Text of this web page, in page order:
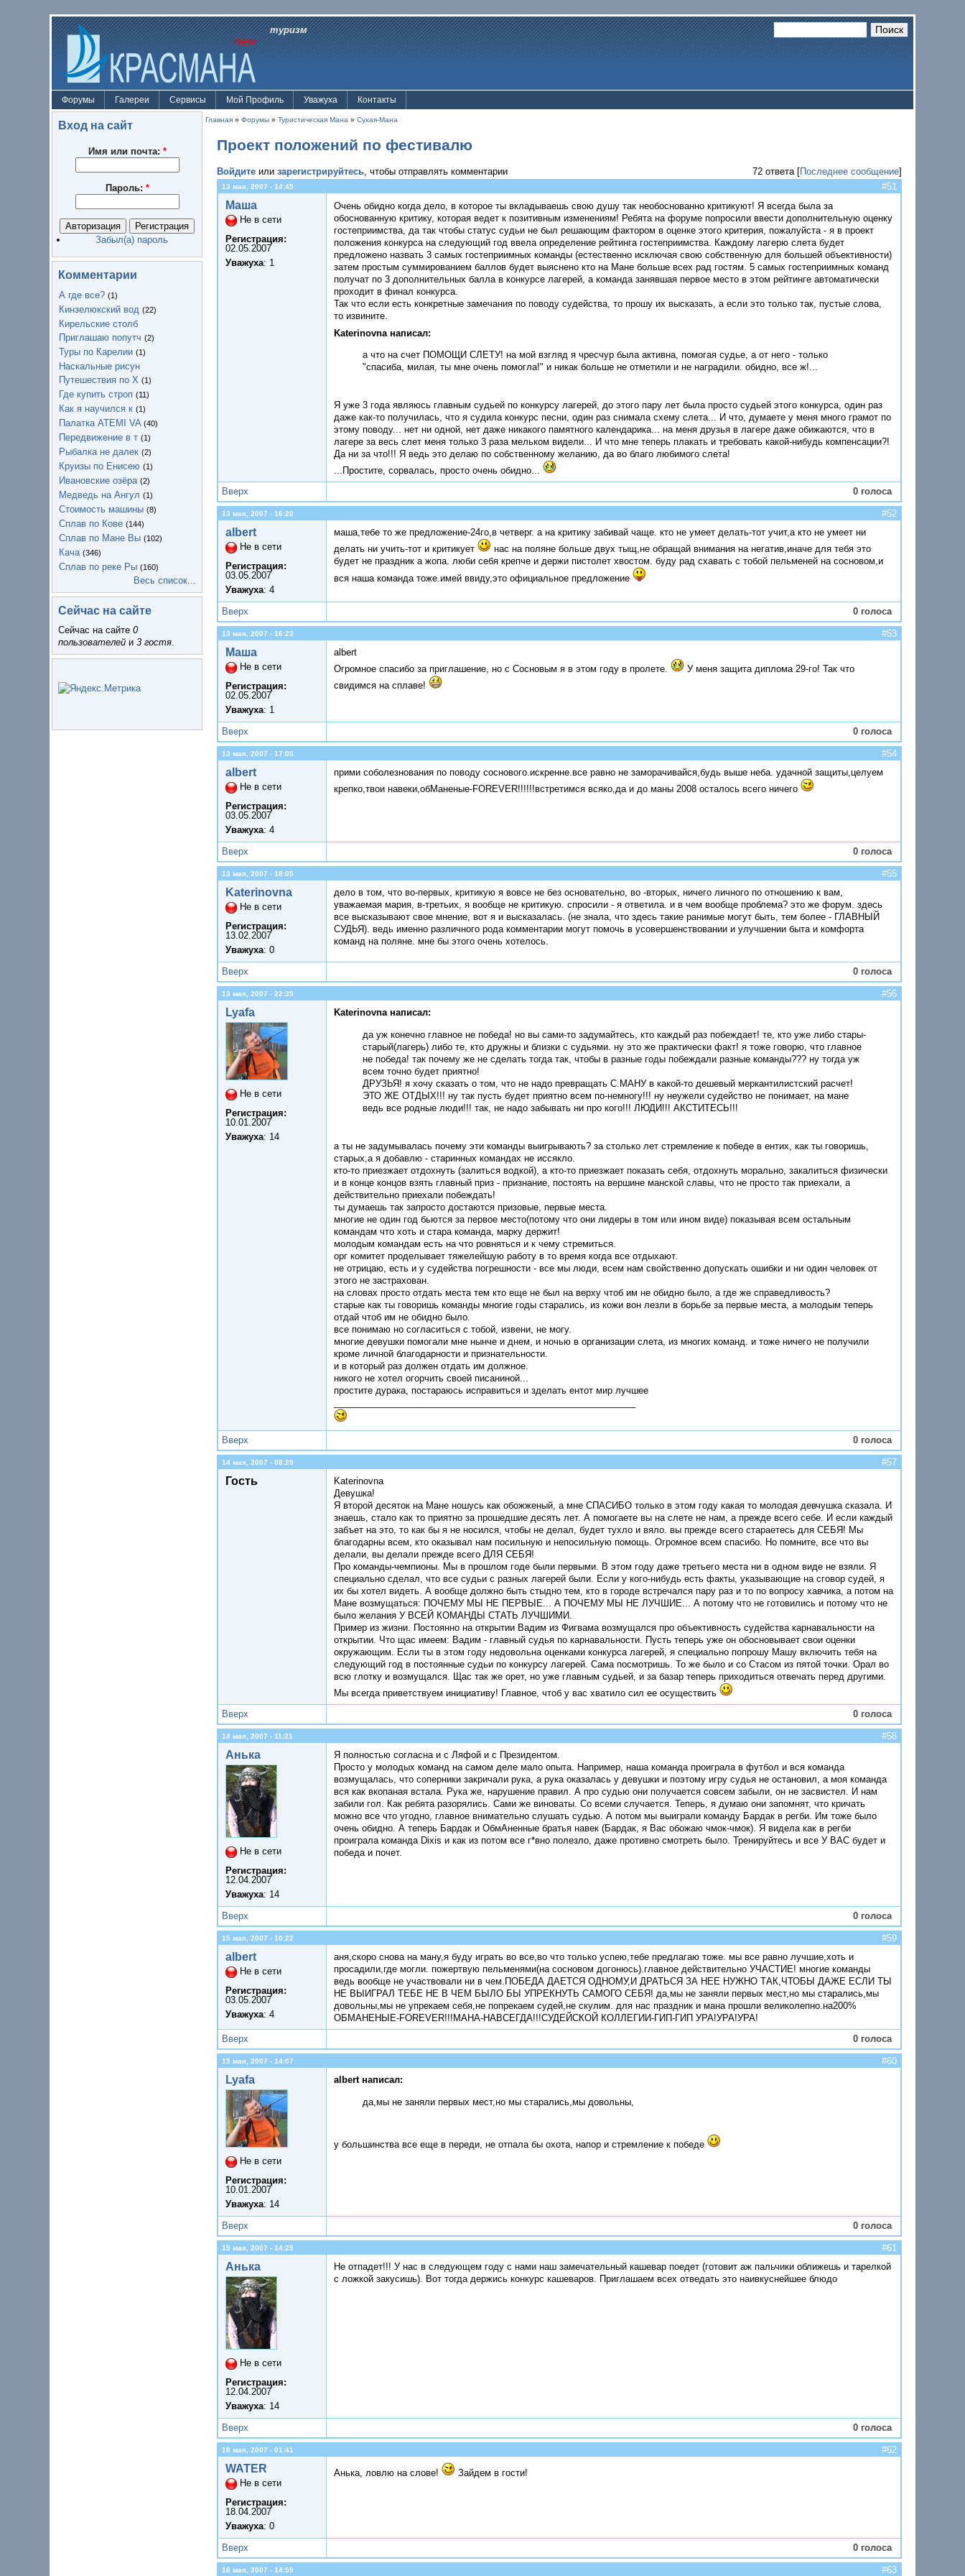
туризм
Форумы Галереи Сервисы Мой Профиль Уважуха Контакты
Вход на сайт
Имя или почта: *
Пароль: *
Забыл(а) пароль
Комментарии
А где все? (1)
Кинзелюкский вод (22)
Кирельские столб
Приглашаю попутч (2)
Туры по Карелии (1)
Наскальные рисун
Путешествия по Х (1)
Где купить строп (11)
Как я научился к (1)
Палатка ATEMI VA (40)
Передвижение в т (1)
Рыбалка не далек (2)
Круизы по Енисею (1)
Ивановские озёра (2)
Медведь на Ангул (1)
Стоимость машины (8)
Сплав по Кове (144)
Сплав по Мане Вы (102)
Кача (346)
Сплав по реке Ры (160)
Весь список...
Сейчас на сайте
Сейчас на сайте 0
пользователей и 3 гостя.
Главная » Форумы » Туристическая Мана » Сухая-Мана
Проект положений по фестивалю
Войдите или зарегистрируйтесь, чтобы отправлять комментарии 72 ответа [Последнее сообщение]
13 мая, 2007 - 14:45 #51
Маша
Не в сети
Регистрация:
02.05.2007
Уважуха: 1
Очень обидно когда дело, в которое ты вкладываешь свою душу так необоснованно критикуют! Я всегда была за
обоснованную критику, которая ведет к позитивным изменениям! Ребята на форуме попросили ввести дополнительную оценку
гостеприимства, да так чтобы статус судьи не был решающим фактором в оценке этого критерия, пожалуйста - я в проект
положения конкурса на следующий год ввела определение рейтинга гостеприимства. Каждому лагерю слета будет
предложено назвать 3 самых гостеприимных команды (естественно исключая свою собственную для большей объективности)
затем простым суммированием баллов будет выяснено кто на Мане больше всех рад гостям. 5 самых гостеприимных команд
получат по 3 дополнительных балла в конкурсе лагерей, а команда занявшая первое место в этом рейтинге автоматически
проходит в финал конкурса.
Так что если есть конкретные замечания по поводу судейства, то прошу их высказать, а если это только так, пустые слова,
то извините.
Katerinovna написал:
а что на счет ПОМОЩИ СЛЕТУ! на мой взгляд я чресчур была активна, помогая судье, а от него - только
"спасиба, милая, ты мне очень помогла!" и никак больше не отметили и не наградили. обидно, все ж!...
Я уже 3 года являюсь главным судьей по конкурсу лагерей, до этого пару лет была просто судьей этого конкурса, один раз
даже как-то получилась, что я судила конкурс песни, один раз снимала схему слета... И что, думаете у меня много грамот по
этому поводу... нет ни одной, нет даже никакого памятного календарика... на меня друзья в лагере даже обижаются, что в
лагере за весь слет меня только 3 раза мельком видели... И что мне теперь плакать и требовать какой-нибудь компенсации?!
Да ни за что!!! Я ведь это делаю по собственному желанию, да во благо любимого слета!
...Простите, сорвалась, просто очень обидно...
Вверх
0 голоса
13 мая, 2007 - 16:20 #52
albert
Не в сети
Регистрация:
03.05.2007
Уважуха: 4
маша,тебе то же предложение-24го,в четверг. а на критику забивай чаще. кто не умеет делать-тот учит,а кто не умеет ни
делать ни учить-тот и критикует
нас на поляне больше двух тыщ,не обращай внимания на негатив,иначе для тебя это
будет не праздник а жопа. люби себя крепче и держи пистолет хвостом. буду рад схавать с тобой пельменей на сосновом,и
вся наша команда тоже.имей ввиду,это официальное предложение
Вверх 0 голоса
13 мая, 2007 - 16:23 #53
Маша
Не в сети
Регистрация:
02.05.2007
Уважуха: 1
albert
Огромное спасибо за приглашение, но с Сосновым я в этом году в пролете.
У меня защита диплома 29-го! Так что
свидимся на сплаве!
Вверх 0 голоса
13 мая, 2007 - 17:05 #54
albert
Не в сети
Регистрация:
03.05.2007
Уважуха: 4
прими соболезнования по поводу соснового.искренне.все равно не заморачивайся,будь выше неба. удачной защиты,целуем
крепко,твои навеки,обМаненые-FOREVER!!!!!!встретимся всяко,да и до маны 2008 осталось всего ничего
Вверх 0 голоса
13 мая, 2007 - 18:05 #55
Katerinovna
Не в сети
Регистрация:
13.02.2007
Уважуха: 0
дело в том, что во-первых, критикую я вовсе не без основательно, во -вторых, ничего личного по отношению к вам,
уважаемая мария, в-третьих, я вообще не критикую. спросили - я ответила. и в чем вообще проблема? это же форум. здесь
все высказывают свое мнение, вот я и высказалась. (не знала, что здесь такие ранимые могут быть, тем более - ГЛАВНЫЙ
СУДЬЯ). ведь именно различного рода комментарии могут помочь в усовершенствовании и улучшении быта и комфорта
команд на поляне. мне бы этого очень хотелось.
Вверх 0 голоса
13 мая, 2007 - 22:39 #56
Lyafa
Не в сети
Регистрация:
10.01.2007
Уважуха: 14
Katerinovna написал:
да уж конечно главное не победа! но вы сами-то задумайтесь, кто каждый раз побеждает! те, кто уже либо стары-
старый(лагерь) либо те, кто дружны и близки с судьями. ну это же практически факт! я тоже говорю, что главное
не победа! так почему же не сделать тогда так, чтобы в разные годы побеждали разные команды??? ну тогда уж
всем точно будет приятно!
ДРУЗЬЯ! я хочу сказать о том, что не надо превращать С.МАНУ в какой-то дешевый меркантилистский расчет!
ЭТО ЖЕ ОТДЫХ!!! ну так пусть будет приятно всем по-немногу!!! ну неужели судейство не понимает, на мане
ведь все родные люди!!! так, не надо забывать ни про кого!!! ЛЮДИ!!! АКСТИТЕСЬ!!!
а ты не задумывалась почему эти команды выигрывають? за столько лет стремление к победе в ентих, как ты говоришь,
старых,а я добавлю - старинных командах не иссякло.
кто-то приезжает отдохнуть (залиться водкой), а кто-то приезжает показать себя, отдохнуть морально, закалиться физически
и в конце концов взять главный приз - признание, постоять на вершине манской славы, что не просто так приехали, а
действительно приехали побеждать!
ты думаешь так запросто достаются призовые, первые места.
многие не один год бьются за первое место(потому что они лидеры в том или ином виде) показывая всем остальным
командам что хоть и стара команда, марку держит!
молодым командам есть на что ровняться и к чему стремиться.
орг комитет проделывает тяжелейшую работу в то время когда все отдыхают.
не отрицаю, есть и у судейства погрешности - все мы люди, всем нам свойственно допускать ошибки и ни один человек от
этого не застрахован.
на словах просто отдать места тем кто еще не был на верху чтоб им не обидно было, а где же справедливость?
старые как ты говоришь команды многие годы старались, из кожи вон лезли в борьбе за первые места, а молодым теперь
отдай чтоб им не обидно было.
все понимаю но согласиться с тобой, извени, не могу.
многие девушки помогали мне нынче и днем, и ночью в организации слета, из многих команд. и тоже ничего не получили
кроме личной благодарности и признательности.
и в который раз должен отдать им должное.
никого не хотел огорчить своей писаниной...
простите дурака, постараюсь исправиться и зделать ентот мир лучшее
Вверх 0 голоса
14 мая, 2007 - 08:29 #57
Гость
Katerinovna
Девушка!
Я второй десяток на Мане ношусь как обожженый, а мне СПАСИБО только в этом году какая то молодая девчушка сказала. И
знаешь, стало как то приятно за прошедшие десять лет. А помогаете вы на слете не нам, а прежде всего себе. И если каждый
забъет на это, то как бы я не носился, чтобы не делал, будет тухло и вяло. вы прежде всего стараетесь для СЕБЯ! Мы
благодарны всем, кто оказывал нам посильную и непосильную помощь. Огромное всем спасибо. Но помните, все что вы
делали, вы делали прежде всего ДЛЯ СЕБЯ!
Про команды-чемпионы. Мы в прошлом годе были первыми. В этом году даже третьего места ни в одном виде не взяли. Я
специально сделал, что все судьи с разных лагерей были. Если у кого-нибудь есть факты, указывающие на сговор судей, я
их бы хотел видеть. А вообще должно быть стыдно тем, кто в городе встречался пару раз и то по вопросу хавчика, а потом на
Мане возмущаться: ПОЧЕМУ МЫ НЕ ПЕРВЫЕ... А ПОЧЕМУ МЫ НЕ ЛУЧШИЕ... А потому что не готовились и потому что не
было желания У ВСЕЙ КОМАНДЫ СТАТЬ ЛУЧШИМИ.
Пример из жизни. Постоянно на открытии Вадим из Фигвама возмущался про объективность судейства карнавальности на
открытии. Что щас имеем: Вадим - главный судья по карнавальности. Пусть теперь уже он обосновывает свои оценки
окружающим. Если ты в этом году недовольна оценками конкурса лагерей, я специально попрошу Машу включить тебя на
следующий год в постоянные судьи по конкурсу лагерей. Сама посмотришь. То же было и со Стасом из пятой точки. Орал во
всю глотку и возмущался. Щас так же орет, но уже главным судьей, и за базар теперь приходиться отвечать перед другими.
Мы всегда приветствуем инициативу! Главное, чтоб у вас хватило сил ее осуществить
Вверх
0 голоса
14 мая, 2007 - 11:21 #58
Анька
Не в сети
Регистрация:
12.04.2007
Уважуха: 14
Я полностью согласна и с Ляфой и с Президентом.
Просто у молодых команд на самом деле мало опыта. Например, наша команда проиграла в футбол и вся команда
возмущалась, что соперники закричали рука, а рука оказалась у девушки и поэтому игру судья не остановил, а моя команда
вся как вкопаная встала. Рука же, нарушение правил. А про судью они получается совсем забыли, он не засвистел. И нам
забили гол. Как ребята разорялись. Сами же виноваты. Со всеми случается. Теперь, я думаю они запомнят, что кричать
можно все что угодно, главное внимательно слушать судью. А потом мы выиграли команду Бардак в регби. Им тоже было
очень обидно. А теперь Бардак и ОбмАненные братья навек (Бардак, я Вас обожаю чмок-чмок). Я видела как в регби
проиграла команда Dixis и как из потом все г*вно полезло, даже противно смотреть было. Тренируйтесь и все У ВАС будет и
победа и почет.
Вверх 0 голоса
15 мая, 2007 - 10:22 #59
albert
Не в сети
Регистрация:
03.05.2007
Уважуха: 4
аня,скоро снова на ману,я буду играть во все,во что только успею,тебе предлагаю тоже. мы все равно лучшие,хоть и
просадили,где могли. пожертвую пельменями(на сосновом догонюсь).главное действительно УЧАСТИЕ! многие команды
ведь вообще не участвовали ни в чем.ПОБЕДА ДАЕТСЯ ОДНОМУ,И ДРАТЬСЯ ЗА НЕЕ НУЖНО ТАК,ЧТОБЫ ДАЖЕ ЕСЛИ ТЫ
НЕ ВЫИГРАЛ ТЕБЕ НЕ В ЧЕМ БЫЛО БЫ УПРЕКНУТЬ САМОГО СЕБЯ! да,мы не заняли первых мест,но мы старались,мы
довольны,мы не упрекаем себя,не попрекаем судей,не скулим. для нас праздник и мана прошли великолепно.на200%
ОБМАНЕНЫЕ-FOREVER!!!МАНА-НАВСЕГДА!!!СУДЕЙСКОЙ КОЛЛЕГИИ-ГИП-ГИП УРА!УРА!УРА!
Вверх
0 голоса
15 мая, 2007 - 14:07 #60
Lyafa
Не в сети
Регистрация:
10.01.2007
Уважуха: 14
albert написал:
да,мы не заняли первых мест,но мы старались,мы довольны,
у большинства все еще в переди, не отпала бы охота, напор и стремление к победе
Вверх 0 голоса
15 мая, 2007 - 14:25 #61
Анька
Не в сети
Регистрация:
12.04.2007
Уважуха: 14
Не отпадет!!! У нас в следующем году с нами наш замечательный кашевар поедет (готовит аж пальчики оближешь и тарелкой
с ложкой закусишь). Вот тогда держись конкурс кашеваров. Приглашаем всех отведать это наивкуснейшее блюдо
Вверх 0 голоса
18 мая, 2007 - 01:41 #62
WATER
Не в сети
Регистрация:
18.04.2007
Уважуха: 0
Анька, ловлю на слове! Зайдем в гости!
Вверх 0 голоса
18 мая, 2007 - 14:59 #63